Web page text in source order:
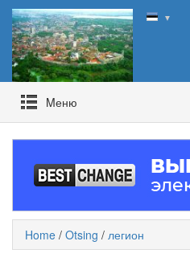
▼
Mеню
Home / Otsing / легион